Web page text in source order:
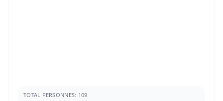
TOTAL PERSONNES: 109